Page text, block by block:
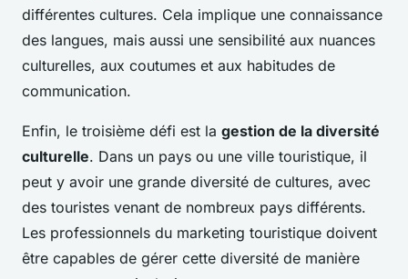
différentes cultures. Cela implique une connaissance
des langues, mais aussi une sensibilité aux nuances
culturelles, aux coutumes et aux habitudes de
communication.
Enfin, le troisième défi est la gestion de la diversité
culturelle. Dans un pays ou une ville touristique, il
peut y avoir une grande diversité de cultures, avec
des touristes venant de nombreux pays différents.
Les professionnels du marketing touristique doivent
être capables de gérer cette diversité de manière